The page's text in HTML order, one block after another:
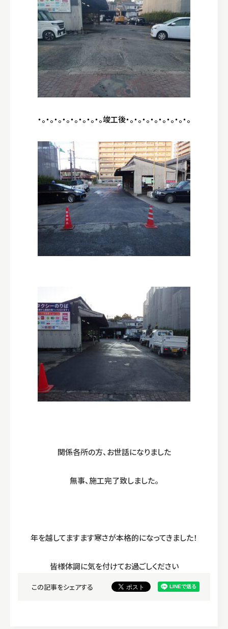
・。・。・。・。・。・。・。・。竣工後・。・。・。・。・。・。・。・。
関係各所の方、お世話になりました
無事、施工完了致しました。
年を越してますます寒さが本格的になってきました！
皆様体調に気を付けてお過ごしください
この記事をシェアする